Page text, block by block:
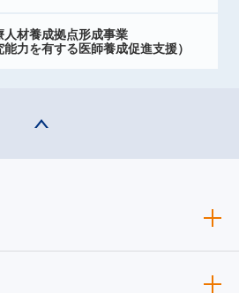
人材養成拠点形成事業
能力を有する医師養成促進支援）